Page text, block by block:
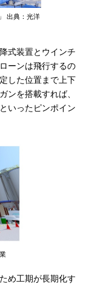
出典：光洋
式装置とウインチ
ーンは飛行するの
した位置まで上下
ンを搭載すれば、
いったピンポイン
め工期が長期化す